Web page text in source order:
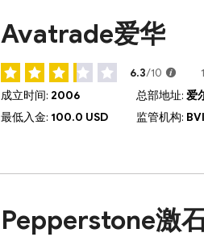
Avatrade爱华
6.3/10
成立时间: 2006
最低入金: 100.0 USD
总部地址: 爱
监管机构:
Pepperstone激